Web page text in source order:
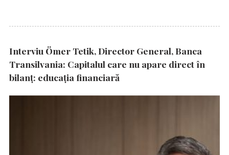
Interviu Ömer Tetik, Director General, Banca
Transilvania: Capitalul care nu apare direct în
bilanț: educația financiară